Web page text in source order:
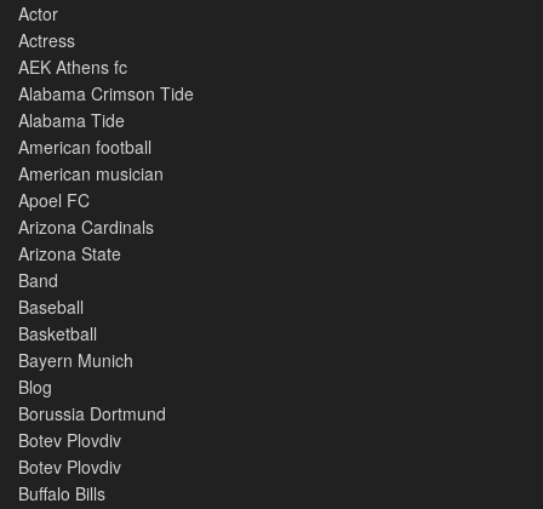
Actor
Actress
AEK Athens fc
Alabama Crimson Tide
Alabama Tide
American football
American musician
Apoel FC
Arizona Cardinals
Arizona State
Band
Baseball
Basketball
Bayern Munich
Blog
Borussia Dortmund
Botev Plovdiv
Botev Plovdiv
Buffalo Bills